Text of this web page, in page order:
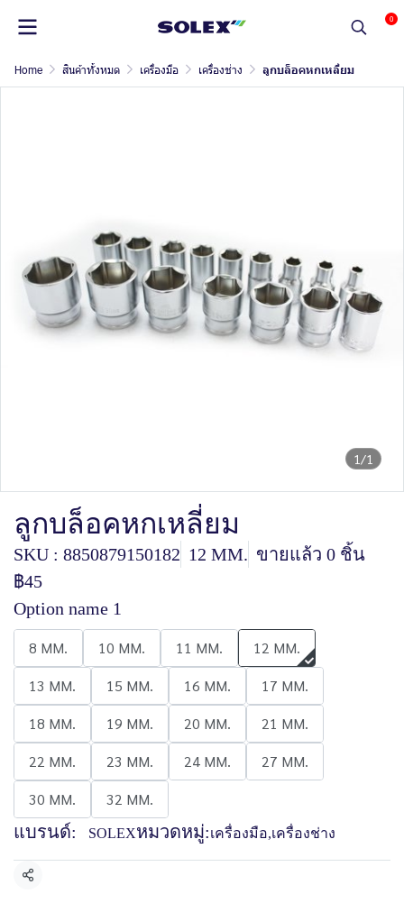
0
Home สินค้าทั้งหมด เครื่องมือ เครื่องช่าง ลูกบล็อคหกเหลี่ยม
1/1
ลูกบล็อคหกเหลี่ยม
SKU : 8850879150182 12 MM. ขายแล้ว 0 ชิ้น
฿45
Option name 1
8 MM. 10 MM. 11 MM.
12 MM.
13 MM.
15 MM. 16 MM.
17 MM.
18 MM.
19 MM. 20 MM.
21 MM.
22 MM.
23 MM. 24 MM.
27 MM.
30 MM.
32 MM.
แบรนด์: SOLEXหมวดหมู่:เครื่องมือ,เครื่องช่าง
แชร์